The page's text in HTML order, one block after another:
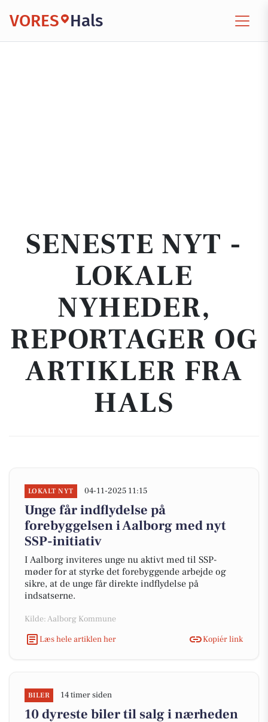
VORES Hals
SENESTE NYT -
LOKALE
NYHEDER,
REPORTAGER OG
ARTIKLER FRA
HALS
LOKALT NYT 04-11-2025 11:15
Unge får indflydelse på
forebyggelsen i Aalborg med nyt
SSP-initiativ
I Aalborg inviteres unge nu aktivt med til SSP-
møder for at styrke det forebyggende arbejde og
sikre, at de unge får direkte indflydelse på
indsatserne.
Kilde: Aalborg Kommune
Læs hele artiklen her
Kopiér link
BILER 14 timer siden
10 dyreste biler til salg i nærheden